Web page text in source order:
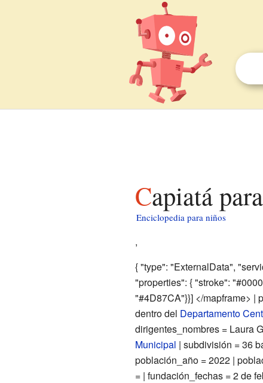
Capiatá
Enciclopedia para niños
,
{ "type": "ExternalData",
"properties": { "stroke":
"#4D87CA"}}] </mapframe> |
dentro del Departamento
dirigentes_nombres = Laura
Municipal | subdivisión = 36
población_año = 2022 |
= | fundación_fechas = 2 de